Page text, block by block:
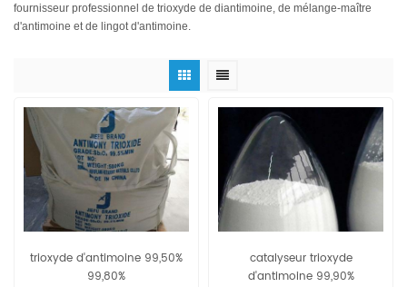
fournisseur professionnel de trioxyde de diantimoine, de mélange-maître
d'antimoine et de lingot d'antimoine.
trioxyde d'antimoine 99,50%
99,80%
catalyseur trioxyde
d'antimoine 99,90%